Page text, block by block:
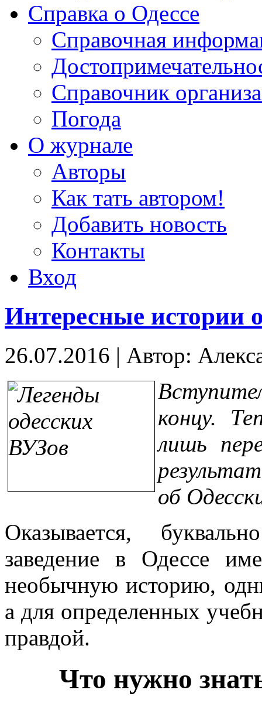
Справка о Одессе
Справочная
Справочник
Погода
О журнале
Авторы
Как тать автором!
Добавить новость
Контакты
Вход
Интересные истории
26.07.2016 | Автор:
концу.
лишь
об
Оказывается,
заведение в Одессе
необычную историю,
а для определенных
правдой.
Что нужно